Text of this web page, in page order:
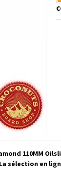
110MM
sélection en